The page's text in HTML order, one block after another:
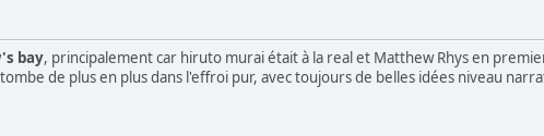
bay, principalement car hiruto murai était à la real et Matthew Rhys en
de plus en plus dans l'effroi pur, avec toujours de belles idées niveau